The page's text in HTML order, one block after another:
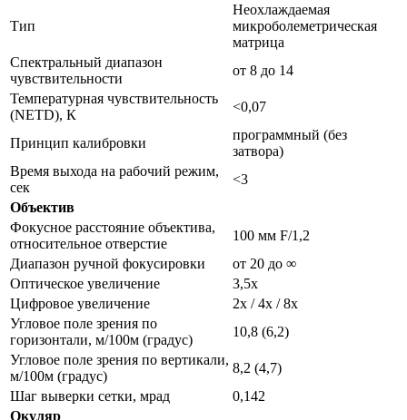
Тип
Неохлаждаемая
микроболеметрическая
матрица
Спектральный диапазон
чувствительности
от 8 до 14
Температурная чувствительность
(NETD), К
<0,07
Принцип калибровки
программный (без
затвора)
Время выхода на рабочий режим,
сек
<3
Объектив
Фокусное расстояние объектива,
относительное отверстие
100 мм F/1,2
Диапазон ручной фокусировки
от 20 до ∞
Оптическое увеличение
3,5x
Цифровое увеличение
2x / 4x / 8x
Угловое поле зрения по
горизонтали, м/100м (градус)
10,8 (6,2)
Угловое поле зрения по вертикали,
м/100м (градус)
8,2 (4,7)
Шаг выверки сетки, мрад
0,142
Окуляр